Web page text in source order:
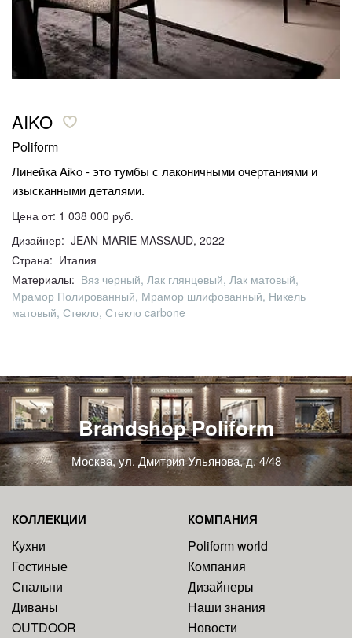
AIKO
Poliform
Линейка Aiko - это тумбы с лаконичными очертаниями и
изысканными деталями.
Цена от: 1 038 000 руб.
Дизайнер: JEAN-MARIE MASSAUD, 2022
Страна: Италия
Материалы: Вяз черный, Лак глянцевый, Лак матовый,
Мрамор Полированный, Мрамор шлифованный, Никель
матовый, Стекло, Стекло carbone
Brandshop Poliform
Москва, ул. Дмитрия Ульянова, д. 4/48
КОЛЛЕКЦИИ
Кухни
Гостиные
Спальни
Диваны
OUTDOOR
КОМПАНИЯ
Poliform world
Компания
Дизайнеры
Наши знания
Новости